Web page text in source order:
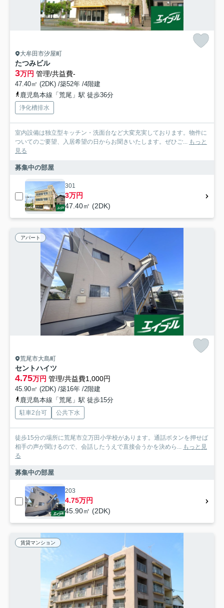
大牟田市汐屋町
たつみビル
3万円 管理/共益費-
47.40㎡ (2DK) /築52年 /4階建
鹿児島本線「荒尾」駅 徒歩36分
浄化槽排水
室内設備は独立型キッチン・洗面台など大変充実しております。物件に
ついてのご要望、入居希望の日からお聞きいたします。ぜひご... もっと
見る
募集中の部屋
301
3万円
47.40㎡ (2DK)
アパート
荒尾市大島町
セントハイツ
4.75万円 管理/共益費1,000円
45.90㎡ (2DK) /築16年 /2階建
鹿児島本線「荒尾」駅 徒歩15分
駐車2台可 公共下水
徒歩15分の場所に荒尾市立万田小学校があります。通話ボタンを押せば
相手の声が聞けるので、会話したうえで直接会うかを決めら... もっと見
る
募集中の部屋
203
4.75万円
45.90㎡ (2DK)
賃貸マンション